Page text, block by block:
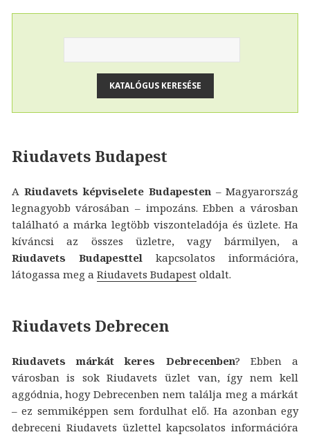
Riudavets Budapest
A Riudavets képviselete Budapesten– Magyarország
legnagyobb városában – impozáns. Ebben a városban
található a márka legtöbb viszonteladója és üzlete. Ha
kíváncsi az összes üzletre, vagy bármilyen, a
Riudavets Budapesttel kapcsolatos információra,
látogassa meg a Riudavets Budapest oldalt.
Riudavets Debrecen
Riudavets márkát keres Debrecenben? Ebben a
városban is sok Riudavets üzlet van, így nem kell
aggódnia, hogy Debrecenben nem találja meg a márkát
– ez semmiképpen sem fordulhat elő. Ha azonban egy
debreceni Riudavets üzlettel kapcsolatos információra